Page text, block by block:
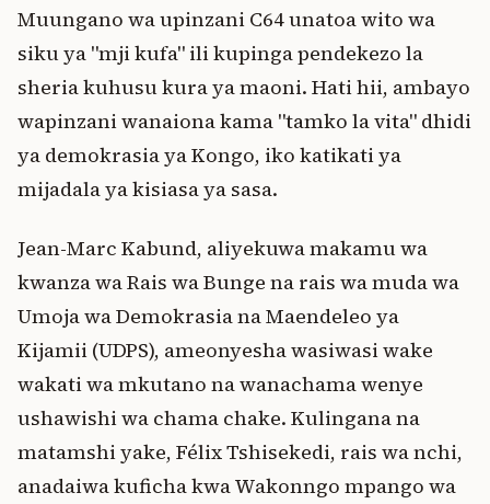
Muungano wa upinzani C64 unatoa wito wa
siku ya "mji kufa" ili kupinga pendekezo la
sheria kuhusu kura ya maoni. Hati hii, ambayo
wapinzani wanaiona kama "tamko la vita" dhidi
ya demokrasia ya Kongo, iko katikati ya
mijadala ya kisiasa ya sasa.
Jean-Marc Kabund, aliyekuwa makamu wa
kwanza wa Rais wa Bunge na rais wa muda wa
Umoja wa Demokrasia na Maendeleo ya
Kijamii (UDPS), ameonyesha wasiwasi wake
wakati wa mkutano na wanachama wenye
ushawishi wa chama chake. Kulingana na
matamshi yake, Félix Tshisekedi, rais wa nchi,
anadaiwa kuficha kwa Wakonngo mpango wa